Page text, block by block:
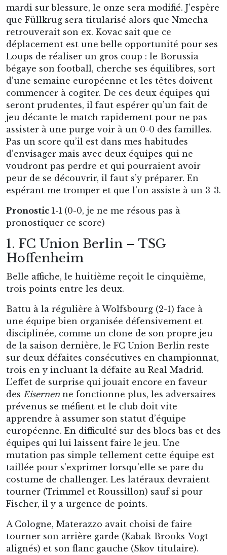
mardi sur blessure, le onze sera modifié. J’espère
que Füllkrug sera titularisé alors que Nmecha
retrouverait son ex. Kovac sait que ce
déplacement est une belle opportunité pour ses
Loups de réaliser un gros coup : le Borussia
bégaye son football, cherche ses équilibres, sort
d’une semaine européenne et les têtes doivent
commencer à cogiter. De ces deux équipes qui
seront prudentes, il faut espérer qu’un fait de
jeu décante le match rapidement pour ne pas
assister à une purge voir à un 0-0 des familles.
Pas un score qu’il est dans mes habitudes
d’envisager mais avec deux équipes qui ne
voudront pas perdre et qui pourraient avoir
peur de se découvrir, il faut s’y préparer. En
espérant me tromper et que l’on assiste à un 3-3.
Pronostic 1-1 (0-0, je ne me résous pas à
pronostiquer ce score)
1. FC Union Berlin – TSG
Hoffenheim
Belle affiche, le huitième reçoit le cinquième,
trois points entre les deux.
Battu à la régulière à Wolfsbourg (2-1) face à
une équipe bien organisée défensivement et
disciplinée, comme un clone de son propre jeu
de la saison dernière, le FC Union Berlin reste
sur deux défaites consécutives en championnat,
trois en y incluant la défaite au Real Madrid.
L’effet de surprise qui jouait encore en faveur
des Eisernen ne fonctionne plus, les adversaires
prévenus se méfient et le club doit vite
apprendre à assumer son statut d’équipe
européenne. En difficulté sur des blocs bas et des
équipes qui lui laissent faire le jeu. Une
mutation pas simple tellement cette équipe est
taillée pour s’exprimer lorsqu’elle se pare du
costume de challenger. Les latéraux devraient
tourner (Trimmel et Roussillon) sauf si pour
Fischer, il y a urgence de points.
A Cologne, Materazzo avait choisi de faire
tourner son arrière garde (Kabak-Brooks-Vogt
alignés) et son flanc gauche (Skov titulaire).